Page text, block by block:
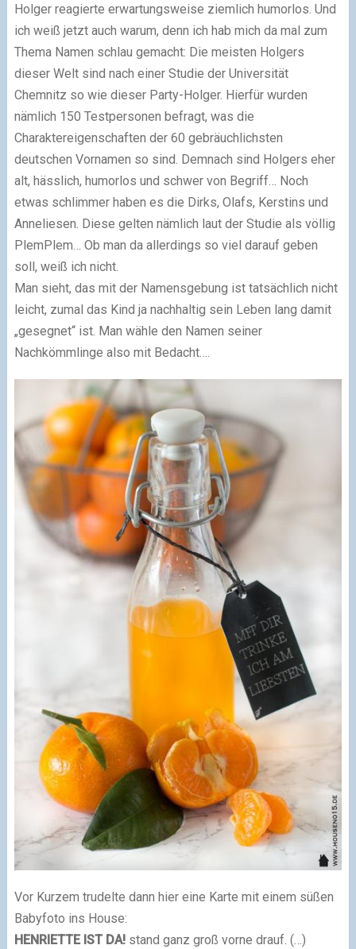
Holger reagierte erwartungsweise ziemlich humorlos. Und
ich weiß jetzt auch warum, denn ich hab mich da mal zum
Thema Namen schlau gemacht: Die meisten Holgers
dieser Welt sind nach einer Studie der Universität
Chemnitz so wie dieser Party-Holger. Hierfür wurden
nämlich 150 Testpersonen befragt, was die
Charaktereigenschaften der 60 gebräuchlichsten
deutschen Vornamen so sind. Demnach sind Holgers eher
alt, hässlich, humorlos und schwer von Begriff… Noch
etwas schlimmer haben es die Dirks, Olafs, Kerstins und
Anneliesen. Diese gelten nämlich laut der Studie als völlig
PlemPlem… Ob man da allerdings so viel darauf geben
soll, weiß ich nicht.
Man sieht, das mit der Namensgebung ist tatsächlich nicht
leicht, zumal das Kind ja nachhaltig sein Leben lang damit
„gesegnet“ ist. Man wähle den Namen seiner
Nachkömmlinge also mit Bedacht….
Vor Kurzem trudelte dann hier eine Karte mit einem süßen
Babyfoto ins House:
HENRIETTE IST DA!stand ganz groß vorne drauf. (…)